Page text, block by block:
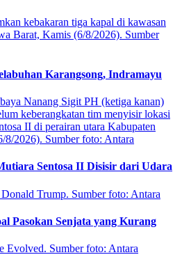
Karangsong, Indramayu
Sentosa II Disisir dari Udara
Pasokan Senjata yang Kurang